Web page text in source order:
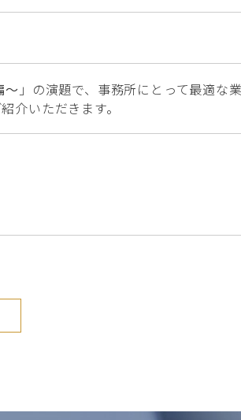
～ 」の演題で、事務所にとって最適な
介いただきます。